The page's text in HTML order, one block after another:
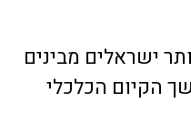
ישראלים מבינים
הקיום הכלכלי